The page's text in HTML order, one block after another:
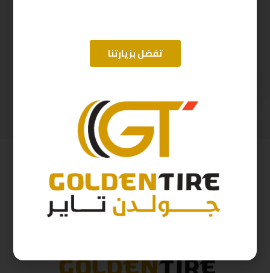
( شامل الضريبة ) 680ر.س 612
تفضل بزيارتنا